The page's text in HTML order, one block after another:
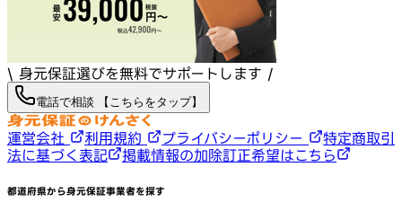
\ 身元保証選びを無料でサポートします /
電話で相談 【こちらをタップ】
運営会社 利用規約 プライバシーポリシー
特定商取引
法に基づく表記
掲載情報の加除訂正希望はこちら
都道府県から身元保証事業者を探す